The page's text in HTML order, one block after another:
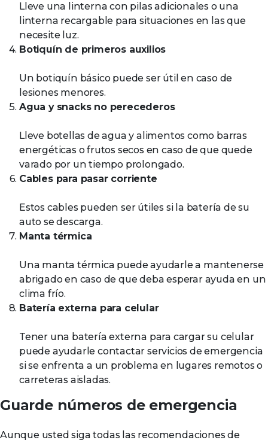
Lleve una linterna con pilas adicionales o una
linterna recargable para situaciones en las que
necesite luz.
Botiquín de primeros auxilios
Un botiquín básico puede ser útil en caso de
lesiones menores.
Agua y snacks no perecederos
Lleve botellas de agua y alimentos como barras
energéticas o frutos secos en caso de que quede
varado por un tiempo prolongado.
Cables para pasar corriente
Estos cables pueden ser útiles si la batería de su
auto se descarga.
Manta térmica
Una manta térmica puede ayudarle a mantenerse
abrigado en caso de que deba esperar ayuda en un
clima frío.
Batería externa para celular
Tener una batería externa para cargar su celular
puede ayudarle contactar servicios de emergencia
si se enfrenta a un problema en lugares remotos o
carreteras aisladas.
Guarde números de emergencia
Aunque usted siga todas las recomendaciones de